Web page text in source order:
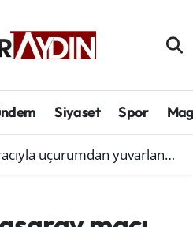
Siyaset Spor
yuvarlanmıştı: Bol gelen korseden şikayetçi
ve Fikstür